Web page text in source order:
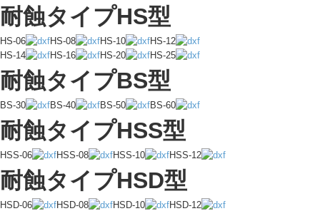
耐蝕タイプHS型
HS-06 HS-08 HS-10
HS-12
HS-14
HS-16 HS-20 HS-25
耐蝕タイプBS型
BS-30 BS-40 BS-50 BS-60
耐蝕タイプHSS型
HSS-06 HSS-08 HSS-10 HSS-12
耐蝕タイプHSD型
HSD-06 HSD-08 HSD-10
HSD-12